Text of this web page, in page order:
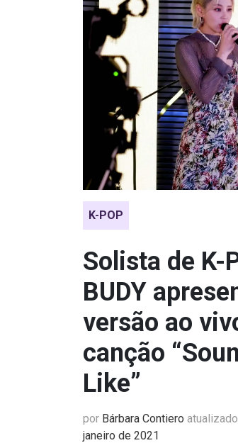
K-POP
Solista de K-
BUDY
versão ao
canção
Like”
por Bárbara Contiero
janeiro de 2021